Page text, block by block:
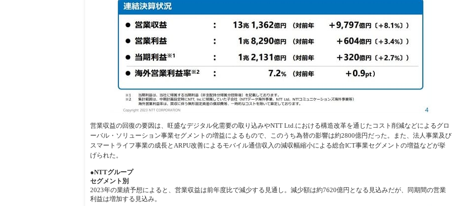
営業収益の回復の要因は、旺盛なデジタル化需要の取り込みやNTT Ltd.における構造改革を通じたコスト削減などによるグロ
ーバル・ソリューション事業セグメントの増益によるもので、このうち為替の影響は約2800億円だった。また、法人事業及び
スマートライフ事業の成長とARPU改善によるモバイル通信収入の減収幅縮小による総合ICT事業セグメントの増益などが挙
げられた。
●NTTグループ
セグメント別
2023年の業績予想によると、営業収益は前年度比で減少する見通し。減少額は約7620億円となる見込みだが、同期間の営業
利益は増加する見込み。